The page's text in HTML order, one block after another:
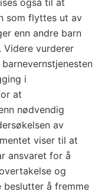
også til at
som flyttes ut av
enn andre barn
Videre vurderer
i
at
nødvendig
av
viser til at
ansvaret for å
og
å fremme